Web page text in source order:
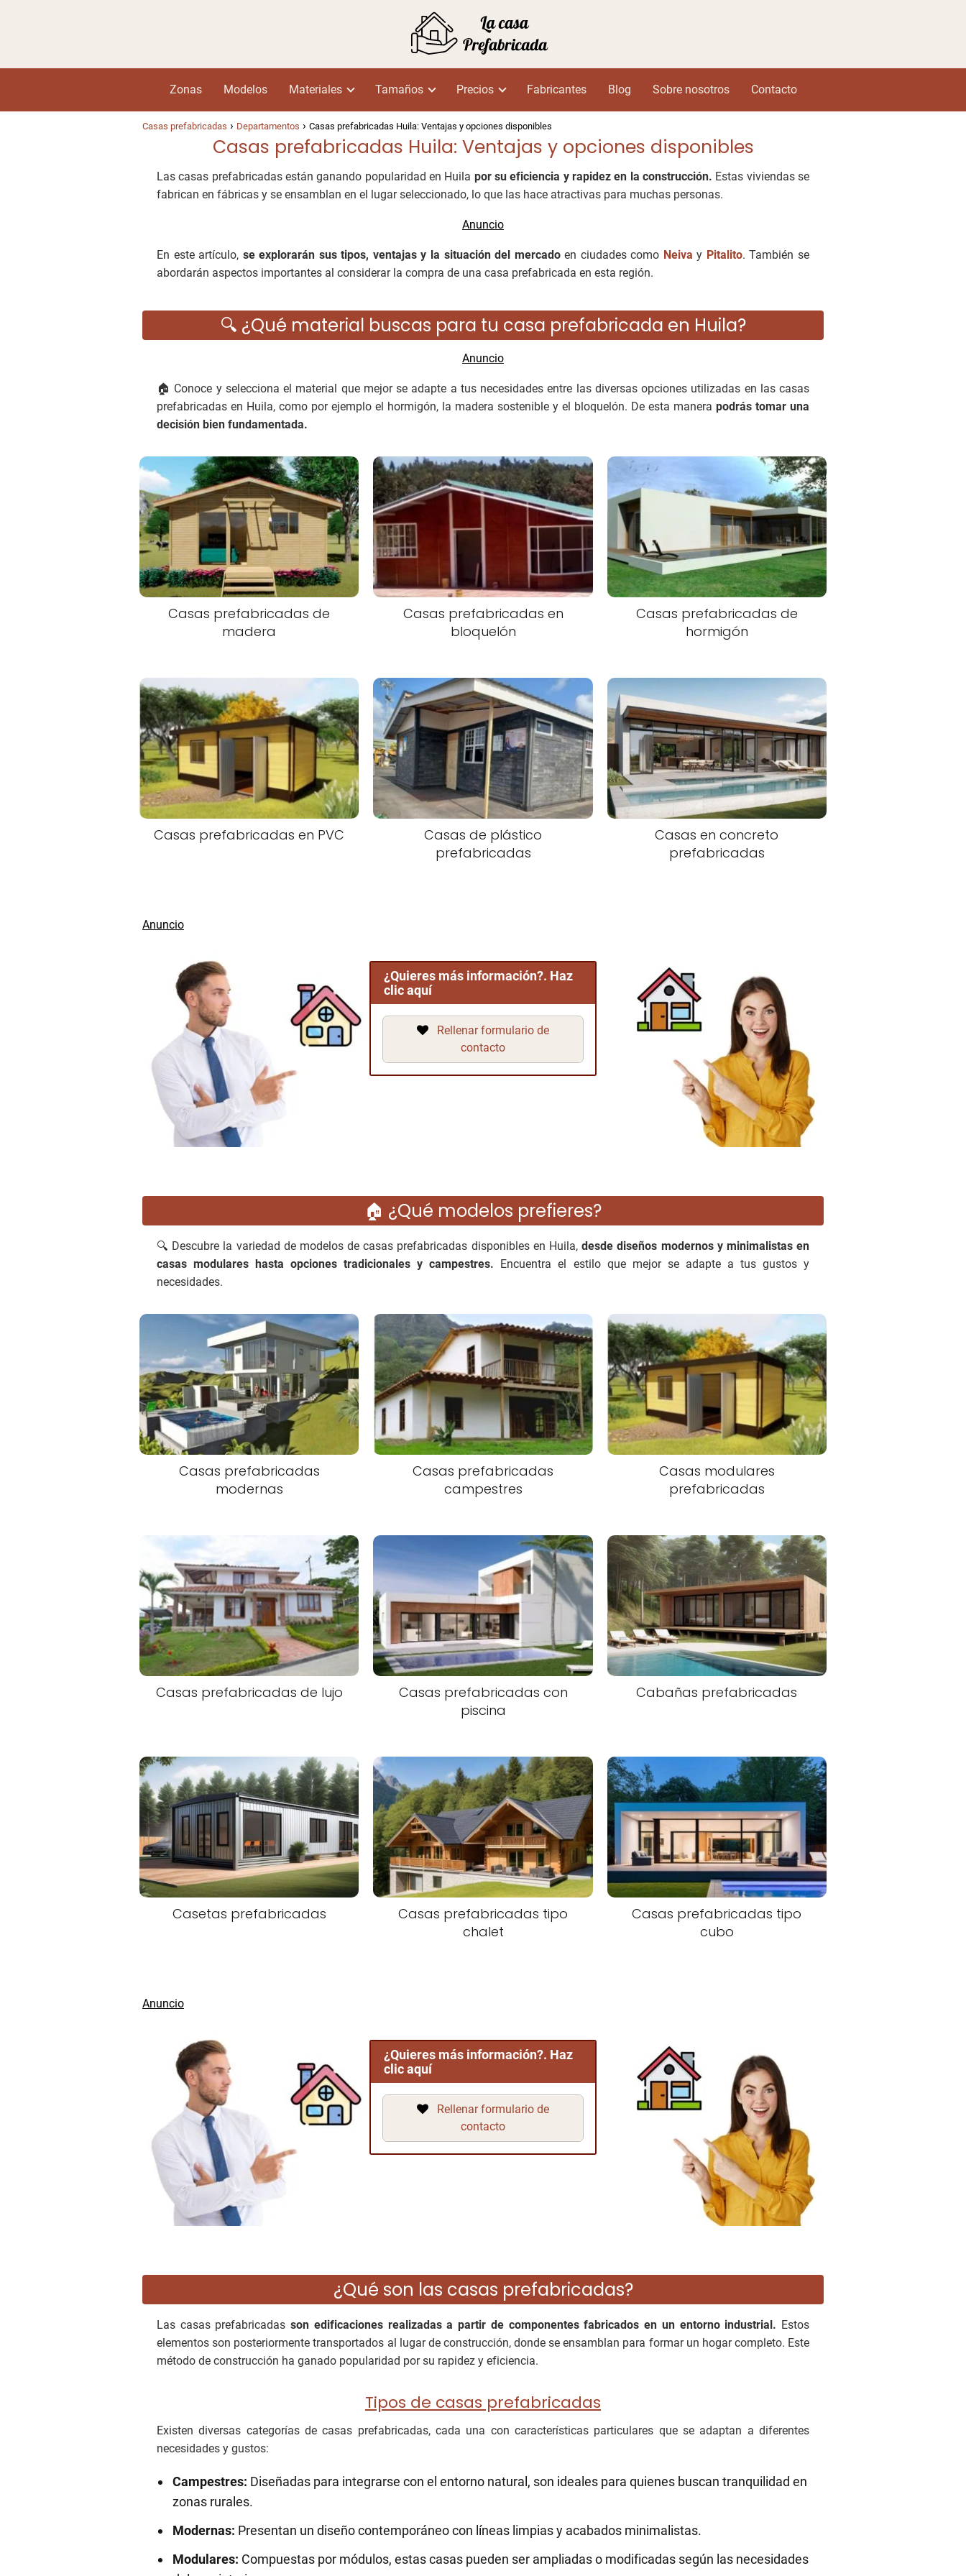
Zonas Modelos Materiales Tamaños Precios Fabricantes Blog Sobre nosotros Contacto
Casas prefabricadas Departamentos Casas prefabricadas Huila: Ventajas y opciones disponibles
Casas prefabricadas Huila: Ventajas y opciones disponibles
Las casas prefabricadas están ganando popularidad en Huila por su eficiencia y rapidez en la construcción. Estas viviendas se
fabrican en fábricas y se ensamblan en el lugar seleccionado, lo que las hace atractivas para muchas personas.
En este artículo, se explorarán sus tipos, ventajas y la situación del mercadoen ciudades como Neiva y Pitalito. También se
abordarán aspectos importantes al considerar la compra de una casa prefabricada en esta región.
🔍 ¿Qué material buscas para tu casa prefabricada en Huila?
🏠 Conoce y selecciona el material que mejor se adapte a tus necesidades entre las diversas opciones utilizadas en las casas
prefabricadas en Huila, como por ejemplo el hormigón, la madera sostenible y el bloquelón. De esta manera podrás tomar una
decisión bien fundamentada.
Casas prefabricadas de
madera
Casas prefabricadas en
bloquelón
Casas prefabricadas de
hormigón
Casas prefabricadas en PVC
Casas de plástico
prefabricadas
Casas en concreto
prefabricadas
¿Quieres más información?. Haz
clic aquí
Rellenar formulario de
contacto
🏠 ¿Qué modelos prefieres?
🔍 Descubre la variedad de modelos de casas prefabricadas disponibles en Huila,desde diseños modernos y minimalistas en
casas modulares hasta opciones tradicionales y campestres. Encuentra el estilo que mejor se adapte a tus gustos y
necesidades.
Casas prefabricadas
modernas
Casas prefabricadas
campestres
Casas modulares
prefabricadas
Casas prefabricadas de lujo
Casas prefabricadas con
piscina
Cabañas prefabricadas
Casetas prefabricadas
Casas prefabricadas tipo
chalet
Casas prefabricadas tipo
cubo
¿Quieres más información?. Haz
clic aquí
Rellenar formulario de
contacto
¿Qué son las casas prefabricadas?
Las casas prefabricadasson edificaciones realizadas a partir de componentes fabricados en un entorno industrial. Estos
elementos son posteriormente transportados al lugar de construcción, donde se ensamblan para formar un hogar completo. Este
método de construcción ha ganado popularidad por su rapidez y eficiencia.
Tipos de casas prefabricadas
Existen diversas categorías de casas prefabricadas, cada una con características particulares que se adaptan a diferentes
necesidades y gustos:
Campestres: Diseñadas para integrarse con el entorno natural, son ideales para quienes buscan tranquilidad en
zonas rurales.
Modernas: Presentan un diseño contemporáneo con líneas limpias y acabados minimalistas.
Modulares: Compuestas por módulos, estas casas pueden ser ampliadas o modificadas según las necesidades